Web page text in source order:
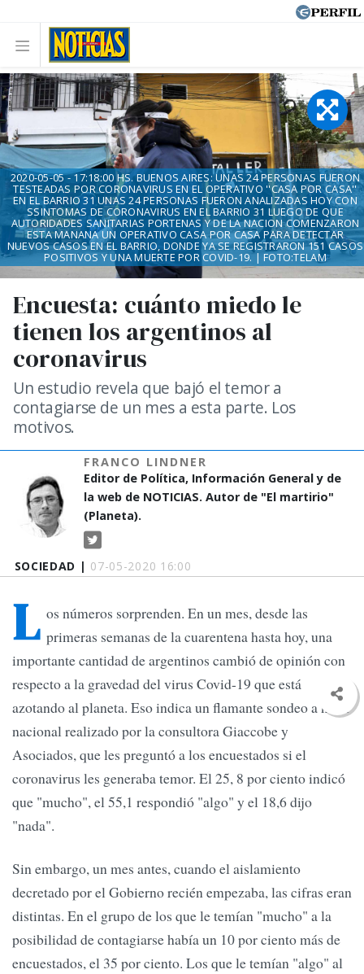
SOCIEDAD | 07-05-2020 16:00
Encuesta: cuánto miedo le
tienen los argentinos al
coronavirus
Un estudio revela que bajó el temor a
contagiarse de un mes a esta parte. Los
motivos.
FRANCO LINDNER
Editor de Política, Información General y de
la web de NOTICIAS. Autor de "El martirio"
(Planeta).
2020-05-05 - 17:18:00 HS. BUENOS AIRES: UNAS 24 PERSONAS FUERON
TESTEADAS POR CORONAVIRUS EN EL OPERATIVO ''CASA POR CASA''
EN EL BARRIO 31 UNAS 24 PERSONAS FUERON ANALIZADAS HOY CON
SSINTOMAS DE CORONAVIRUS EN EL BARRIO 31 LUEGO DE QUE
AUTORIDADES SANITARIAS PORTENAS Y DE LA NACION COMENZARON
ESTA MANANA UN OPERATIVO CASA POR CASA PARA DETECTAR
NUEVOS CASOS EN EL BARRIO, DONDE YA SE REGISTRARON 151 CASOS
POSITIVOS Y UNA MUERTE POR COVID-19. | FOTO:TELAM
L os números sorprenden. En un mes, desde las
primeras semanas de la cuarentena hasta hoy, una
importante cantidad de argentinos cambió de opinión con
respecto a la gravedad del virus Covid-19 que está
azotando al planeta. Eso indica un flamante sondeo a nivel
nacional realizado por la consultora Giaccobe y
Asociados, que les preguntó a los encuestados si el
coronavirus les generaba temor. El 25, 8 por ciento indicó
que "mucho", el 55,1 respondió "algo" y el 18,6 dijo
"nada".
Sin embargo, un mes antes, cuando el aislamiento
decretado por el Gobierno recién empezaba, las cifras eran
distintas. En el grupo de los que le temían "mucho" a la
posibilidad de contagiarse había un 10 por ciento más de
encuestados, el 35 por ciento. Los que le temían "algo" al